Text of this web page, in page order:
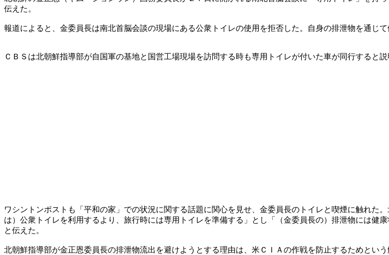
伝えた。
報道によると、金委員長は南北首脳会談の現場にある公衆トイレの使用を拒否した。自身の排泄物を通じ
ＣＢＳは北朝鮮指導部が自国軍の基地と国営工場現場を訪問する時も専用トイレが付いた車が同行すると
ワシントンポストも「平和の家」での状況に関する話題に関心を見せ、金委員長のトイレと喫煙に触れた
は）公衆トイレを利用するより、旅行時には専用トイレを準備する」とし「（金委員長の）排泄物には健
と伝えた。
北朝鮮指導部が金正恩委員長の排泄物流出を避けようとする理由は、米ＣＩＡの作戦を防止するためとい